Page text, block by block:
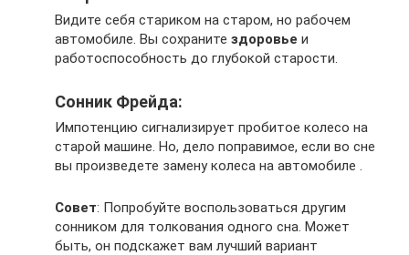
Видите себя стариком на старом, но рабочем
автомобиле. Вы сохраните здоровье и
работоспособность до глубокой старости.
Сонник Фрейда:
Импотенцию сигнализирует пробитое колесо на
старой машине. Но, дело поправимое, если во сне
вы произведете замену колеса на автомобиле .
Совет: Попробуйте воспользоваться другим
сонником для толкования одного сна. Может
быть, он подскажет вам лучший вариант